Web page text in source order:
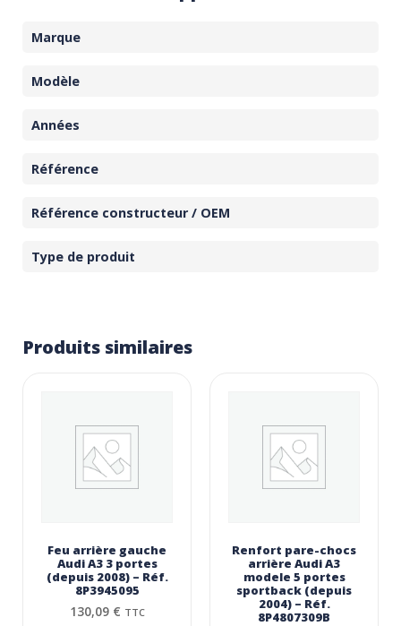
Marque
Modèle
Années
Référence
Référence constructeur / OEM
Type de produit
Produits similaires
Feu arrière gauche
Audi A3 3 portes
(depuis 2008) – Réf.
8P3945095
130,09 € TTC
Renfort pare-chocs
arrière Audi A3
modele 5 portes
sportback (depuis
2004) – Réf.
8P4807309B